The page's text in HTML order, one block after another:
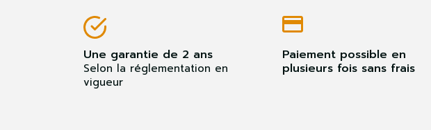
Une garantie de 2 ans
Selon la réglementation en
vigueur
Paiement possible en
plusieurs fois sans frais